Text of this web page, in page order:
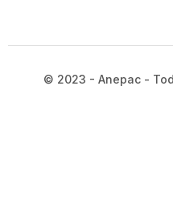
© 2023 - Anepac -